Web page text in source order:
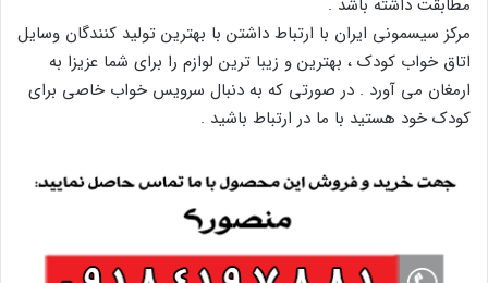
مطابقت داشته باشد .
مرکز سیسمونی ایران با ارتباط داشتن با بهترین تولید کنندگان وسایل
اتاق خواب کودک ، بهترین و زیبا ترین لوازم را برای شما عزیزا به
ارمغان می آورد . در صورتی که به دنبال سرویس خواب خاصی برای
کودک خود هستید با ما در ارتباط باشید .